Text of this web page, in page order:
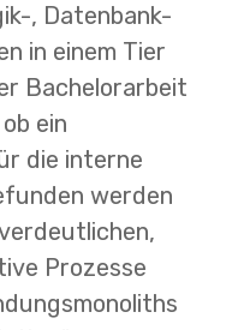
, Datenbank-
in einem Tier
Bachelorarbeit
ein
die interne
werden
Prozesse